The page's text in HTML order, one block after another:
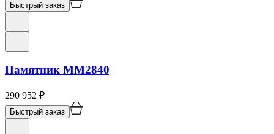
Быстрый заказ
Памятник ММ2840
290 952 ₽
Быстрый заказ